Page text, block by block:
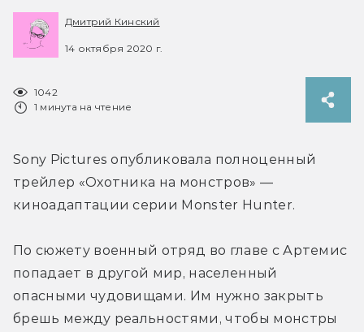
Дмитрий Кинский
14 октября 2020 г.
1042
1 минута на чтение
Sony Pictures опубликовала полноценный
трейлер «Охотника на монстров» —
киноадаптации серии Monster Hunter.
По сюжету военный отряд во главе с Артемис
попадает в другой мир, населенный
опасными чудовищами. Им нужно закрыть
брешь между реальностями, чтобы монстры